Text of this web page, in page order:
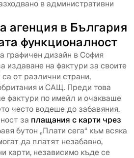
в административни
агенция в България
функционалност
графичен дизайн в София
издаване на фактури за своите
от различни страни,
и САЩ. Преди това
фактури по имейл и очакваше
често водеше до забавяния.
за плащания с карти чрез
бутон „Плати сега“ към всяка
да платят незабавно,
карти, независимо къде се